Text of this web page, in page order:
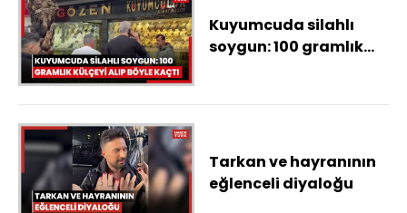
Kuyumcuda silahlı
soygun: 100 gramlık
Tarkan ve hayranının
eğlenceli diyaloğu